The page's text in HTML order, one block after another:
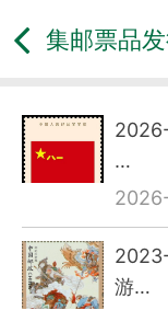
集邮票品
…
游…